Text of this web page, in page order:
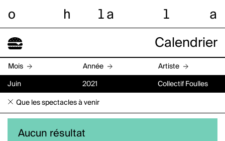
o h l a l a
Calendrier
Mois Année Artiste
Juin 2021 Collectif Foulles
Que les spectacles à venir
Aucun résultat